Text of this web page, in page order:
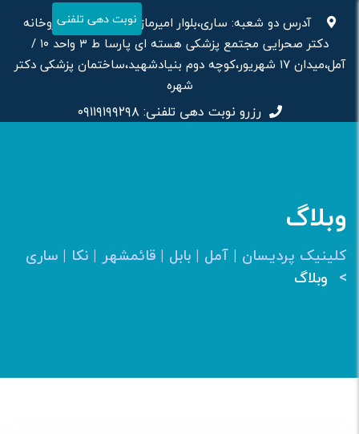
محتوا
آدرس دو شعبه: ساری،بلوار امیرمازندرانی روبرویی داروخانه‌
دکتر صحرایی مجتمع پزشکی هسته ای پارسا ط ۳ واحد ۱۰ /
آمل،میدان ۱۷ شهریور،کوچه دوم بنیادشهید،ساختمان پزشکی دکتر
شهره
رزرو نوبت دهی تلفنی:۰۹۱۱۹۱۹۹۲۹۸
نوبت دهی تلفنی
وبلاگ
کلینیک پردیسان | آمل | بابل | قائمشهر | نکا | ساری
> وبلاگ